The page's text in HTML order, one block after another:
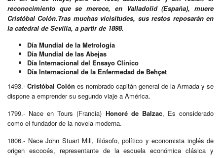
reconocimiento que se merece, en Valladolid (España), muere
Cristóbal Colón.Tras muchas vicisitudes, sus restos reposarán en
la catedral de Sevilla, a partir de 1898.
Día Mundial de la Metrología
Día Mundial de las Abejas
Día Internacional del Ensayo Clínico
Día Internacional de la Enfermedad de Behçet
1493.- Cristóbal Colón es nombrado capitán general de la Armada y se
dispone a emprender su segundo viaje a América.
1799.- Nace en Tours (Francia) Honoré de Balzac, Es considerado
como el fundador de la novela moderna.
1806.- Nace John Stuart Mill, filósofo, político y economista inglés de
origen escocés, representante de la escuela económica clásica y